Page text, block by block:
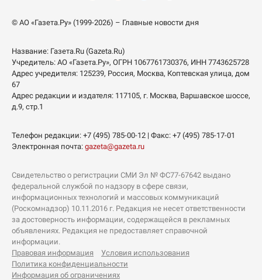
© АО «Газета.Ру» (1999-2026) – Главные новости дня
Название: Газета.Ru (Gazeta.Ru)
Учредитель: АО «Газета.Ру», ОГРН 1067761730376, ИНН 7743625728
Адрес учредителя: 125239, Россия, Москва, Коптевская улица, дом
67
Адрес редакции и издателя: 117105, г. Москва, Варшавское шоссе,
д.9, стр.1
Телефон редакции: +7 (495) 785-00-12 | Факс: +7 (495) 785-17-01
Электронная почта: gazeta@gazeta.ru
Свидетельство о регистрации СМИ Эл № ФС77-67642 выдано
федеральной службой по надзору в сфере связи,
информационных технологий и массовых коммуникаций
(Роскомнадзор) 10.11.2016 г. Редакция не несет ответственности
за достоверность информации, содержащейся в рекламных
объявлениях. Редакция не предоставляет справочной
информации.
Правовая информация
Условия использования
Политика конфиденциальности
Информация об ограничениях